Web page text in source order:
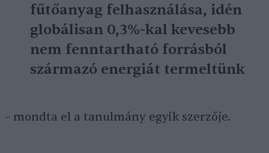
fűtőanyag felhasználása, idén
globálisan 0,3%-kal kevesebb
nem fenntartható forrásból
származó energiát termeltünk
– mondta el a tanulmány egyik szerzője.